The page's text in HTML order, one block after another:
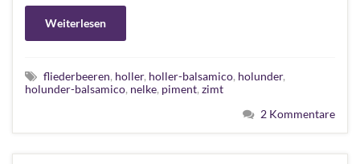
Weiterlesen
fliederbeeren, holler, holler-balsamico, holunder,
holunder-balsamico, nelke, piment, zimt
2 Kommentare